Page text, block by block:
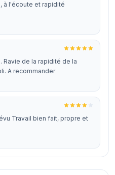
à l'écoute et rapidité
de la rapidité de la
A recommander
Travail bien fait, propre et